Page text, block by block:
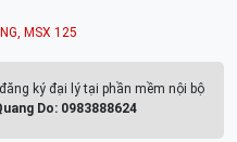
, MSX 125
ký đại lý tại phần mềm nội bộ
Do: 0983888624